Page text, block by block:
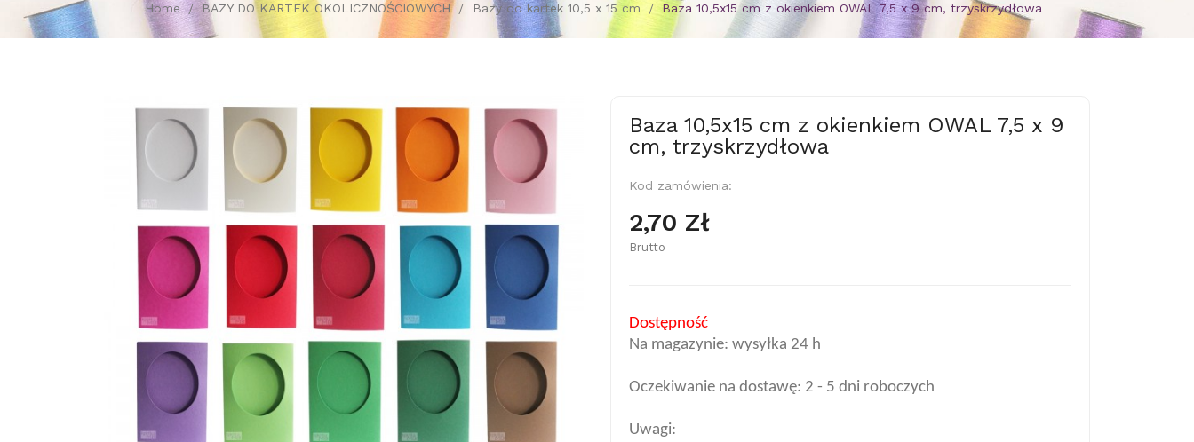
Home BAZY DO KARTEK OKOLICZNOŚCIOWYCH Bazy do kartek 10,5 x 15 cm Baza 10,5x15 cm z okienkiem OWAL 7,5 x 9 cm, trzyskrzydłowa
Baza 10,5x15 cm z okienkiem OWAL 7,5 x 9
cm, trzyskrzydłowa
Kod zamówienia:
2,70 Zł
Brutto
Dostępność
Na magazynie: wysyłka 24 h
Oczekiwanie na dostawę: 2 - 5 dni roboczych
Uwagi: